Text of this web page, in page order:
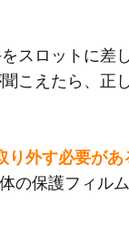
スロットに差
こえたら、正
り外す必要があ
の保護フィル